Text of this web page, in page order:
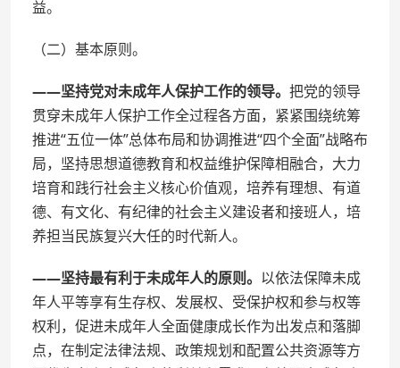
益。
（二）基本原则。
——坚持党对未成年人保护工作的领导。 把党的领导
贯穿未成年人保护工作全过程各方面，紧紧围绕统筹
推进“五位一体”总体布局和协调推进“四个全面”战略布
局，坚持思想道德教育和权益维护保障相融合，大力
培育和践行社会主义核心价值观，培养有理想、有道
德、有文化、有纪律的社会主义建设者和接班人，培
养担当民族复兴大任的时代新人。
——坚持最有利于未成年人的原则。 以依法保障未成
年人平等享有生存权、发展权、受保护权和参与权等
权利，促进未成年人全面健康成长作为出发点和落脚
点，在制定法律法规、政策规划和配置公共资源等方